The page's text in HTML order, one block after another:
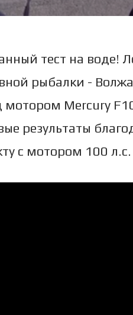
тест на воде!
рыбалки -
мотором Mercury
результаты
с мотором 100 л.с.